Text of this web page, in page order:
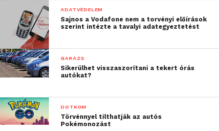
ADATVÉDELEM
Sajnos a Vodafone nem a torvényi előírások
szerint intézte a tavalyi adategyeztetést
GARÁZS
Sikerülhet visszaszorítani a tekert órás
autókat?
DOTKOM
Törvénnyel tilthatják az autós
Pokémonozást